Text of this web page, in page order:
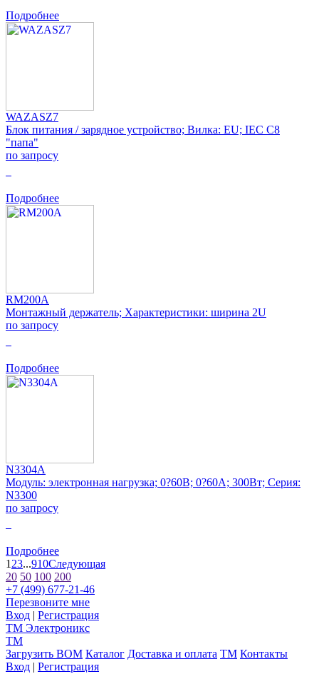
Подробнее
WAZASZ7
Блок питания / зарядное устройство; Вилка: EU; IEC C8
"папа"
по запросу
Подробнее
RM200A
Монтажный держатель; Характеристики: ширина 2U
по запросу
Подробнее
N3304A
Модуль: электронная нагрузка; 0?60В; 0?60А; 300Вт; Серия:
N3300
по запросу
Подробнее
1 23...910Следующая
20 50 100 200
+7 (499) 677-21-46
Перезвоните мне
Вход | Регистрация
TM Электроникс
TM
Загрузить BOM Каталог Доставка и оплата TM Контакты
Вход | Регистрация